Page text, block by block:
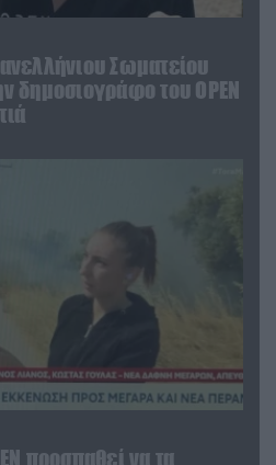
Σωματείου
δημοσιογράφο του OPEN
προσπαθεί να τα